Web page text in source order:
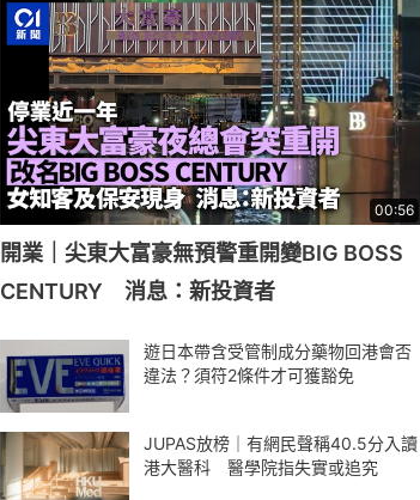
00:56
開業｜尖東大富豪無預警重開變BIG BOSS
CENTURY 消息：新投資者
遊日本帶含受管制成分藥物回港會否
違法？須符2條件才可獲豁免
JUPAS放榜｜有網民聲稱40.5分入讀
港大醫科 醫學院指失實或追究